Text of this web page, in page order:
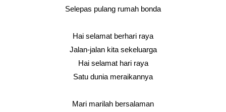
Selepas pulang rumah bonda
Hai selamat berhari raya
Jalan-jalan kita sekeluarga
Hai selamat hari raya
Satu dunia meraikannya
Mari marilah bersalaman